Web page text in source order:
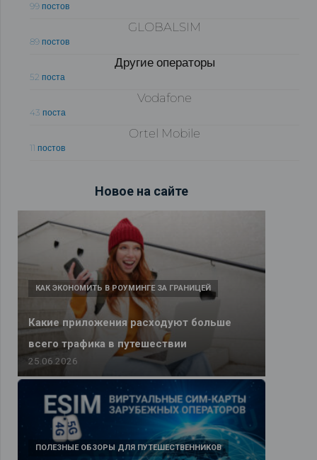
99 постов
GLOBALSIM
89 постов
Другие операторы
52 поста
Vodafone
43 поста
Ortel Mobile
11 постов
Новое на сайте
Какие приложения расходуют больше
всего трафика в путешествии
КАК ЭКОНОМИТЬ В РОУМИНГЕ ЗА ГРАНИЦЕЙ
25.06.2026
ПОЛЕЗНЫЕ ОБЗОРЫ ДЛЯ ПУТЕШЕСТВЕННИКОВ